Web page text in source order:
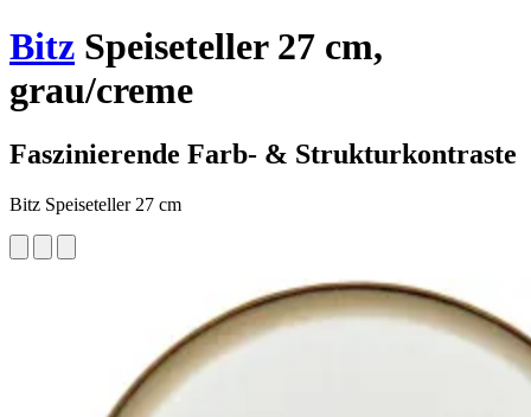
Bitz Speiseteller 27 cm,
grau/creme
Faszinierende Farb- & Strukturkontraste
Bitz Speiseteller 27 cm